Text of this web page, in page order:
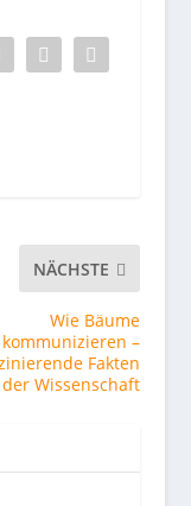
NÄCHSTE
Wie Bäume
kommunizieren –
Fakten
Wissenschaft